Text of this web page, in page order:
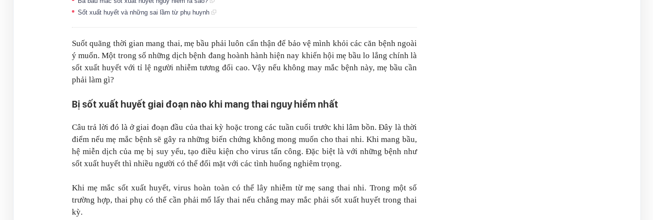
Sốt xuất huyết và những sai lầm từ phụ huynh
Suốt quãng thời gian mang thai, mẹ bầu phải luôn cẩn thận để bảo vệ mình khỏi các căn bệnh ngoài
ý muốn. Một trong số những dịch bệnh đang hoành hành hiện nay khiến hội mẹ bầu lo lắng chính là
sốt xuất huyết với tỉ lệ người nhiễm tương đối cao. Vậy nếu không may mắc bệnh này, mẹ bầu cần
phải làm gì?
Bị sốt xuất huyết giai đoạn nào khi mang thai nguy hiểm nhất
Câu trả lời đó là ở giai đoạn đầu của thai kỳ hoặc trong các tuần cuối trước khi lâm bồn. Đây là thời
điểm nếu mẹ mắc bệnh sẽ gây ra những biến chứng không mong muốn cho thai nhi. Khi mang bầu,
hệ miễn dịch của mẹ bị suy yếu, tạo điều kiện cho virus tấn công. Đặc biệt là với những bệnh như
sốt xuất huyết thì nhiều người có thể đối mặt với các tình huống nghiêm trọng.
Khi mẹ mắc sốt xuất huyết, virus hoàn toàn có thể lây nhiễm từ mẹ sang thai nhi. Trong một số
trường hợp, thai phụ có thể cần phải mổ lấy thai nếu chẳng may mắc phải sốt xuất huyết trong thai
kỳ.